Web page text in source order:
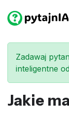
Zadawaj
inteligentne
Jakie